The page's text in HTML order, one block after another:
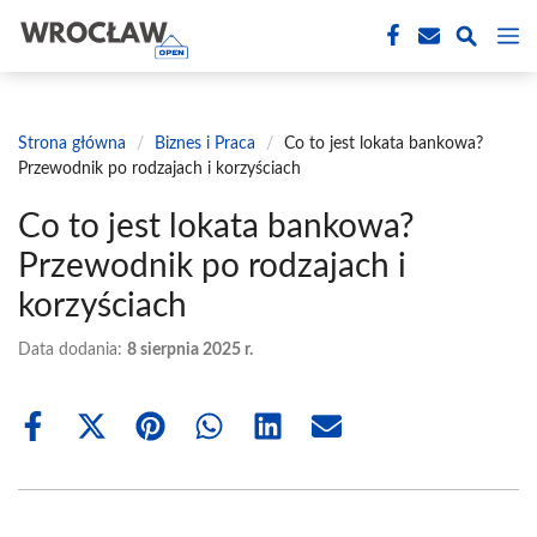
treści
Strona główna / Biznes i Praca /
Co to jest lokata bankowa?
Przewodnik po rodzajach i korzyściach
Co to jest lokata bankowa?
Przewodnik po rodzajach i
korzyściach
Data dodania: 8 sierpnia 2025 r.
Share
Share
(Twitter)
Share Share Share Share